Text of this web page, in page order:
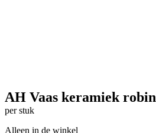
AH Vaas keramiek robin
per stuk
Alleen in de winkel